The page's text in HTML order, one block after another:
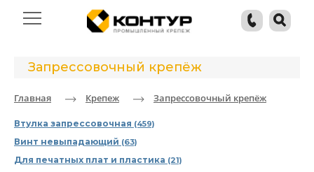
Запрессовочный крепёж
Главная Крепеж Запрессовочный крепёж
Втулка запрессовочная (459)
Винт невыпадающий (63)
Для печатных плат и пластика (21)